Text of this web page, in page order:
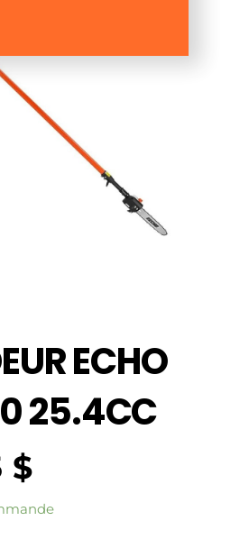
ECHO
25.4CC
$